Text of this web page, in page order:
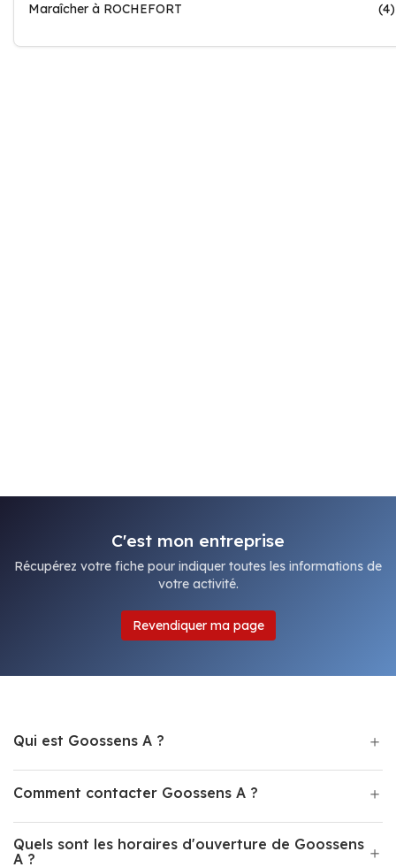
Maraîcher à ROCHEFORT
(4)
C'est mon entreprise
Récupérez votre fiche pour indiquer toutes les informations de
votre activité.
Revendiquer ma page
Qui est Goossens A ?
Comment contacter Goossens A ?
Quels sont les horaires d'ouverture de Goossens
A ?